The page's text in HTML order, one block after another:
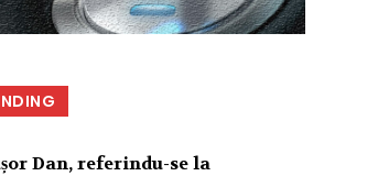
Dan, referindu-se la